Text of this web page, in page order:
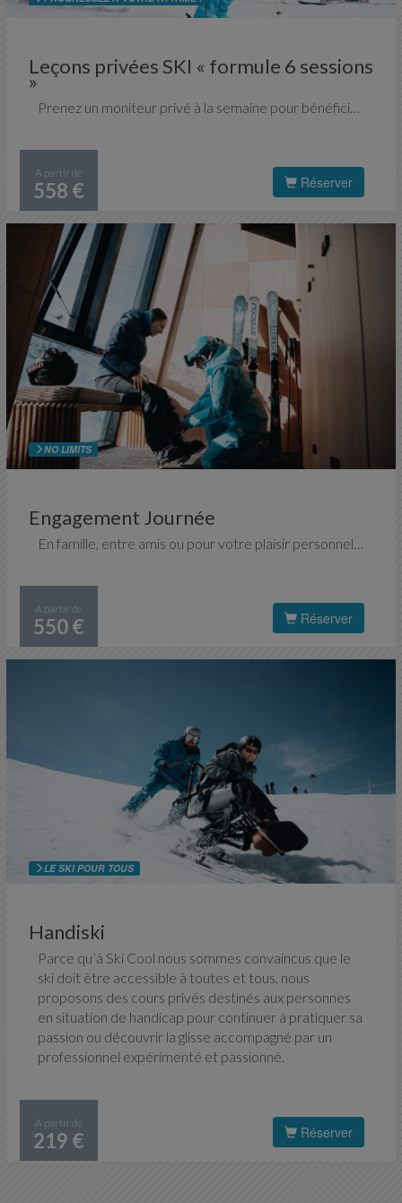
Leçons privées SKI « formule 6 sessions
»
Prenez un moniteur privé à la semaine pour bénéficier d'un accompagnement spécifique et individualisé. Vous progresserez rapidement et pourrez découvrir le domaine skiable de Val Thorens et des 3 Vallées, à votre guise, en fonction de votre niveau.
A partir de
558 € Réserver
NO LIMITS
Engagement Journée
En famille, entre amis ou pour votre plaisir personnel, choisissez un moniteur exclusif pour une journée ou plus. Découvrir l'immense domaine des 3 Vallées, les itinéraires hors des sentiers battus, besoin d'être cocooner ou rassurer, progresser encore plus vite ... autant de raisons de réserver votre coach !
A partir de
550 € Réserver
LE SKI POUR TOUS
Handiski
Parce qu’à Ski Cool nous sommes convaincus que le
ski doit être accessible à toutes et tous, nous
proposons des cours privés destinés aux personnes
en situation de handicap pour continuer à pratiquer sa
passion ou découvrir la glisse accompagné par un
professionnel expérimenté et passionné.
A partir de
219 € Réserver